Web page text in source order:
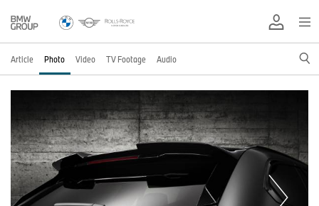
Article Photo Video TV Footage Audio